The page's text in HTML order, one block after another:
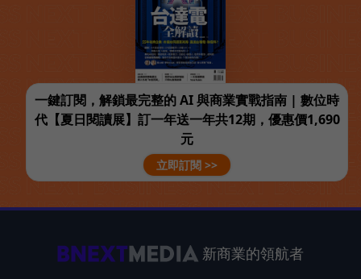
一鍵訂閱，解鎖最完整的 AI 與商業實戰指南 | 數位時
代【夏日閱讀展】訂一年送一年共12期，優惠價1,690
元
立即訂閱 >>
新商業的領航者